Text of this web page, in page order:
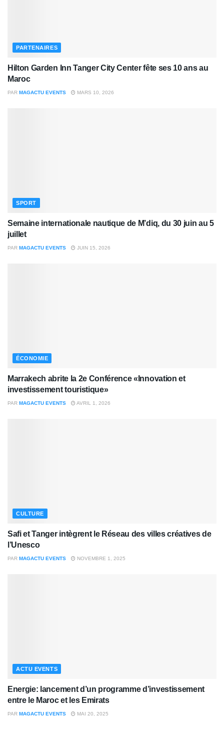
PARTENAIRES
Hilton Garden Inn Tanger City Center fête ses 10 ans au
Maroc
PAR MAGACTU EVENTS MARS 10, 2026
SPORT
Semaine internationale nautique de M’diq, du 30 juin au 5
juillet
PAR MAGACTU EVENTS JUIN 15, 2026
ÉCONOMIE
Marrakech abrite la 2e Conférence «Innovation et
investissement touristique»
PAR MAGACTU EVENTS AVRIL 1, 2026
CULTURE
Safi et Tanger intègrent le Réseau des villes créatives de
l’Unesco
PAR MAGACTU EVENTS NOVEMBRE 1, 2025
ACTU EVENTS
Energie: lancement d’un programme d’investissement
entre le Maroc et les Emirats
PAR MAGACTU EVENTS MAI 20, 2025